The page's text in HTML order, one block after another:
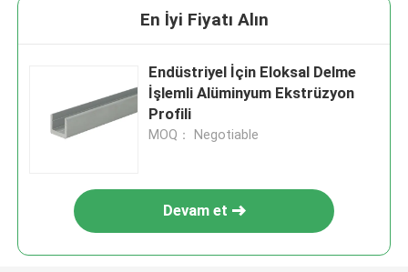
En İyi Fiyatı Alın
Endüstriyel İçin Eloksal Delme
İşlemli Alüminyum Ekstrüzyon
Profili
MOQ： Negotiable
Devam et